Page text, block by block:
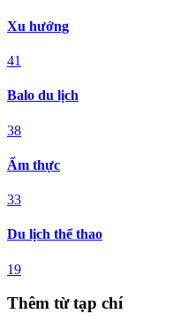
Xu hướng
41
Balo du lịch
38
Ẩm thực
33
Du lịch thể thao
19
Thêm từ tạp chí